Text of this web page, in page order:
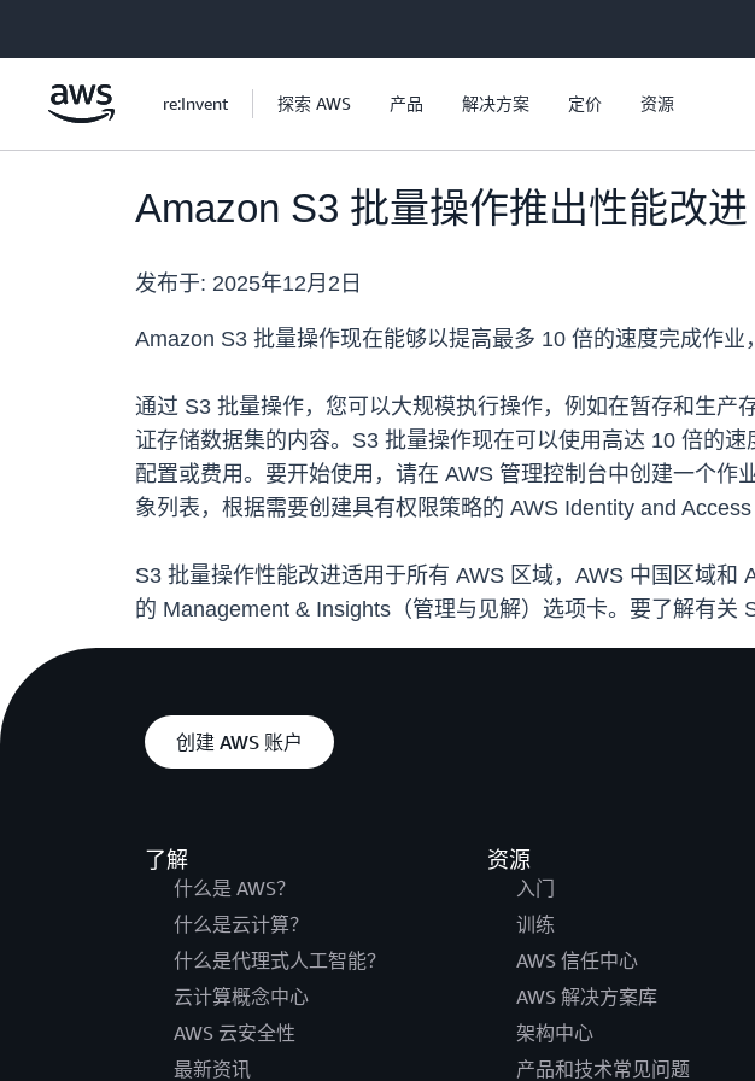
re:Invent 探索 AWS 产品 解决方案 定价 资源
Amazon S3 批量操作推出性能改进
发布于: 2025年12月2日
Amazon S3 批量操作现在能够以提高最多 10 倍的速度完成作
通过 S3 批量操作，您可以大规模执行操作，例如在暂存和生
证存储数据集的内容。S3 批量操作现在可以使用高达 10 倍的
配置或费用。要开始使用，请在 AWS 管理控制台中创建一个
象列表，根据需要创建具有权限策略的 AWS Identity and
S3 批量操作性能改进适用于所有 AWS 区域，AWS 中国区域和
的 Management & Insights（管理与见解）选项卡。要了解有关
创建 AWS 账户
了解
什么是 AWS？
什么是云计算？
什么是代理式人工智能？
云计算概念中心
AWS 云安全性
最新资讯
资源
入门
训练
AWS 信任中心
AWS 解决方案库
架构中心
产品和技术常见问题